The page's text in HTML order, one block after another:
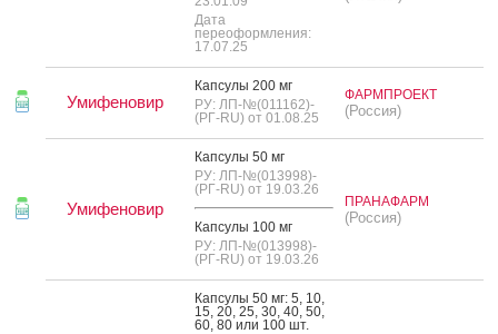
Дата
переоформления:
17.07.25
Умифеновир
Кап­су­лы 200 мг
РУ: ЛП-№(011162)-
(РГ-RU) от 01.08.25
ФАРМПРОЕКТ
(Россия)
Умифеновир
Кап­су­лы 50 мг
РУ: ЛП-№(013998)-
(РГ-RU) от 19.03.26
Кап­су­лы 100 мг
РУ: ЛП-№(013998)-
(РГ-RU) от 19.03.26
ПРАНАФАРМ
(Россия)
Кап­су­лы 50 мг: 5, 10,
15, 20, 25, 30, 40, 50,
60, 80 или 100 шт.